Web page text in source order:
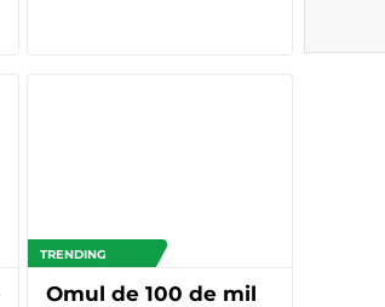
TRENDING
Omul de 100 de mil